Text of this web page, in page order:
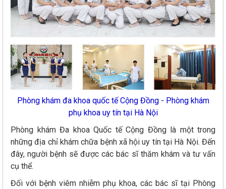
Phòng khám đa khoa quốc tế Cộng Đồng - Phòng khám
phụ khoauy tín tại Hà Nội
Phòng khám Đa khoa Quốc tế Cộng Đồng là một trong
những địa chỉ khám chữa bệnh xã hội uy tín tại Hà Nội. Đến
đây, người bệnh sẽ được các bác sĩ thăm khám và tư vấn
cụ thể.
Đối với bệnh viêm nhiễm phụ khoa, các bác sĩ tại Phòng